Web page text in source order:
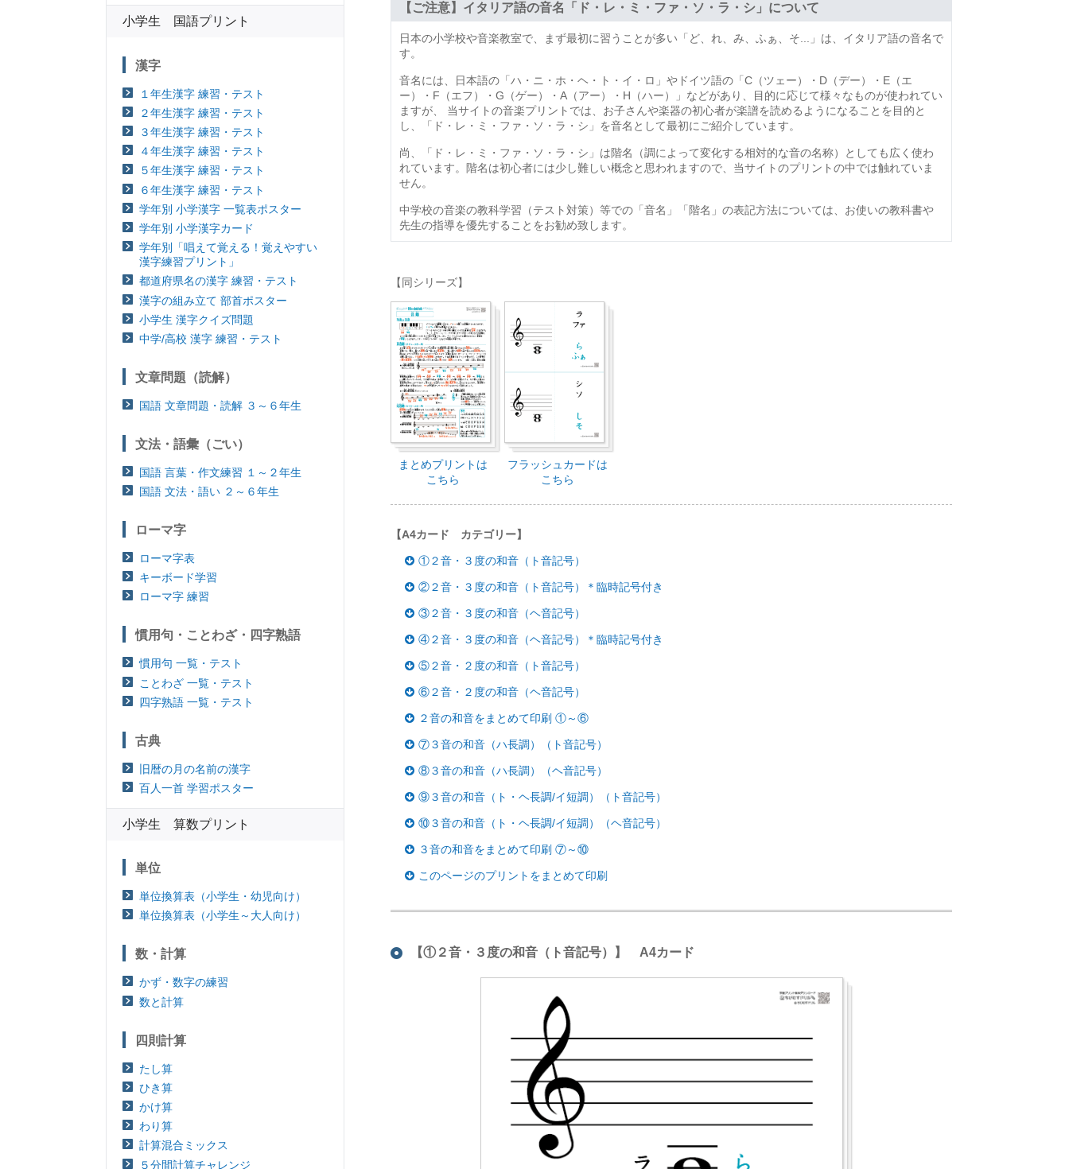
【ご注意】イタリア語の音名「ド・レ・ミ・ファ・ソ・ラ・シ」について
日本の小学校や音楽教室で、まず最初に習うことが多い「ど、れ、み、ふぁ、そ...」は、イタリア語の音名で
す。
音名には、日本語の「ハ・ニ・ホ・ヘ・ト・イ・ロ」やドイツ語の「C（ツェー）・D（デー）・E（エ
ー）・F（エフ）・G（ゲー）・A（アー）・H（ハー）」などがあり、目的に応じて様々なものが使われてい
ますが、 当サイトの音楽プリントでは、お子さんや楽器の初心者が楽譜を読めるようになることを目的と
し、「ド・レ・ミ・ファ・ソ・ラ・シ」を音名として最初にご紹介しています。
尚、「ド・レ・ミ・ファ・ソ・ラ・シ」は階名（調によって変化する相対的な音の名称）としても広く使わ
れています。階名は初心者には少し難しい概念と思われますので、当サイトのプリントの中では触れていま
せん。
中学校の音楽の教科学習（テスト対策）等での「音名」「階名」の表記方法については、お使いの教科書や
先生の指導を優先することをお勧め致します。
【同シリーズ】
まとめプリントは
こちら
フラッシュカードは
こちら
【A4カード カテゴリー】
①２音・３度の和音（ト音記号）
②２音・３度の和音（ト音記号）＊臨時記号付き
③２音・３度の和音（ヘ音記号）
④２音・３度の和音（ヘ音記号）＊臨時記号付き
⑤２音・２度の和音（ト音記号）
⑥２音・２度の和音（ヘ音記号）
２音の和音をまとめて印刷 ①～⑥
⑦３音の和音（ハ長調）（ト音記号）
⑧３音の和音（ハ長調）（ヘ音記号）
⑨３音の和音（ト・ヘ長調/イ短調）（ト音記号）
⑩３音の和音（ト・ヘ長調/イ短調）（ヘ音記号）
３音の和音をまとめて印刷 ⑦～⑩
このページのプリントをまとめて印刷
【①２音・３度の和音（ト音記号）】 A4カード
小学生 国語プリント
漢字
１年生漢字 練習・テスト
２年生漢字 練習・テスト
３年生漢字 練習・テスト
４年生漢字 練習・テスト
５年生漢字 練習・テスト
６年生漢字 練習・テスト
学年別 小学漢字 一覧表ポスター
学年別 小学漢字カード
学年別「唱えて覚える！覚えやすい
漢字練習プリント」
都道府県名の漢字 練習・テスト
漢字の組み立て 部首ポスター
小学生 漢字クイズ問題
中学/高校 漢字 練習・テスト
文章問題（読解）
国語 文章問題・読解 ３～６年生
文法・語彙（ごい）
国語 言葉・作文練習 １～２年生
国語 文法・語い ２～６年生
ローマ字
ローマ字表
キーボード学習
ローマ字 練習
慣用句・ことわざ・四字熟語
慣用句 一覧・テスト
ことわざ 一覧・テスト
四字熟語 一覧・テスト
古典
旧暦の月の名前の漢字
百人一首 学習ポスター
小学生 算数プリント
単位
単位換算表（小学生・幼児向け）
単位換算表（小学生～大人向け）
数・計算
かず・数字の練習
数と計算
四則計算
たし算
ひき算
かけ算
わり算
計算混合ミックス
５分間計算チャレンジ